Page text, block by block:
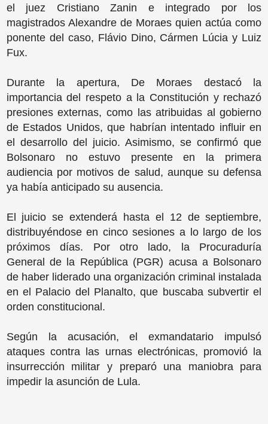
el juez Cristiano Zanin e integrado por los
magistrados Alexandre de Moraes quien actúa como
ponente del caso, Flávio Dino, Cármen Lúcia y Luiz
Fux.
Durante la apertura, De Moraes destacó la
importancia del respeto a la Constitución y rechazó
presiones externas, como las atribuidas al gobierno
de Estados Unidos, que habrían intentado influir en
el desarrollo del juicio. Asimismo, se confirmó que
Bolsonaro no estuvo presente en la primera
audiencia por motivos de salud, aunque su defensa
ya había anticipado su ausencia.
El juicio se extenderá hasta el 12 de septiembre,
distribuyéndose en cinco sesiones a lo largo de los
próximos días. Por otro lado, la Procuraduría
General de la República (PGR) acusa a Bolsonaro
de haber liderado una organización criminal instalada
en el Palacio del Planalto, que buscaba subvertir el
orden constitucional.
Según la acusación, el exmandatario impulsó
ataques contra las urnas electrónicas, promovió la
insurrección militar y preparó una maniobra para
impedir la asunción de Lula.